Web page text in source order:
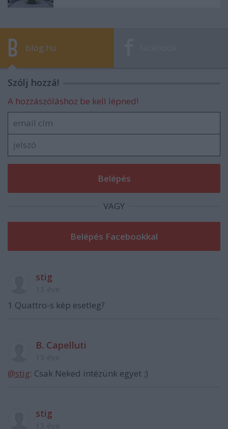
blog.hu
Szólj hozzá!
A hozzászóláshoz be kell lépned!
VAGY
stig
1 Quattro-s kép esetleg?
B. Capelluti
@stig: Csak Neked intézünk egyet ;)
stig